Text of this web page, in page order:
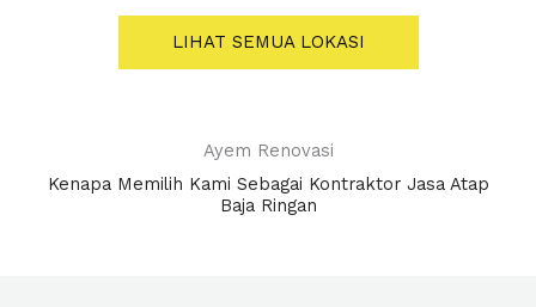
LIHAT SEMUA LOKASI
Ayem Renovasi
Kenapa Memilih Kami Sebagai Kontraktor Jasa Atap
Baja Ringan